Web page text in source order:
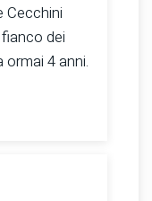
Cecchini
dei
4 anni.